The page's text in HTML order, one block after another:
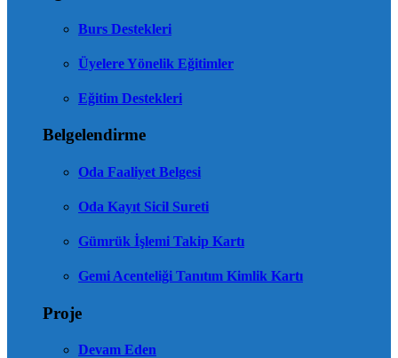
Burs Destekleri
Üyelere Yönelik Eğitimler
Eğitim Destekleri
Belgelendirme
Oda Faaliyet Belgesi
Oda Kayıt Sicil Sureti
Gümrük İşlemi Takip Kartı
Gemi Acenteliği Tanıtım Kimlik Kartı
Proje
Devam Eden